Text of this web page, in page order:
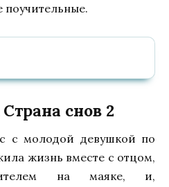
поучительные.
снов 2
с молодой девушкой по
жизнь вместе с отцом,
на маяке, и,